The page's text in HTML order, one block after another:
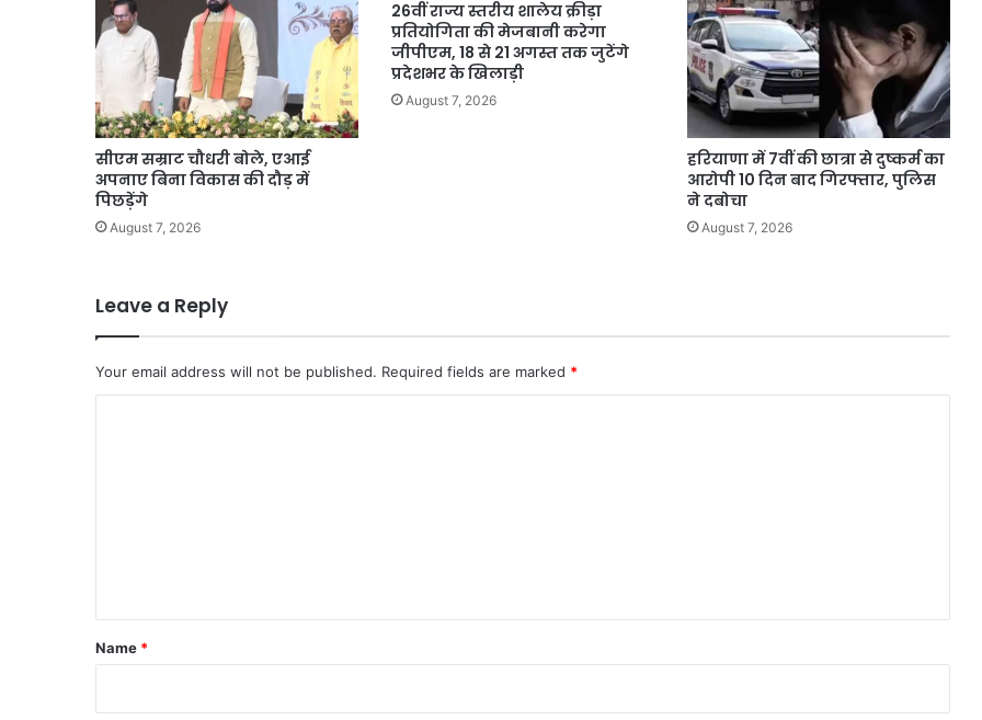
सीएम सम्राट चौधरी बोले, एआई
अपनाए बिना विकास की दौड़ में
पिछड़ेंगे
August 7, 2026
26वीं राज्य स्तरीय शालेय क्रीड़ा
प्रतियोगिता की मेजबानी करेगा
जीपीएम, 18 से 21 अगस्त तक जुटेंगे
प्रदेशभर के खिलाड़ी
August 7, 2026
हरियाणा में 7वीं की छात्रा से दुष्कर्म का
आरोपी 10 दिन बाद गिरफ्तार, पुलिस
ने दबोचा
August 7, 2026
Leave a Reply
Your email address will not be published. Required fields are marked *
*
Name *